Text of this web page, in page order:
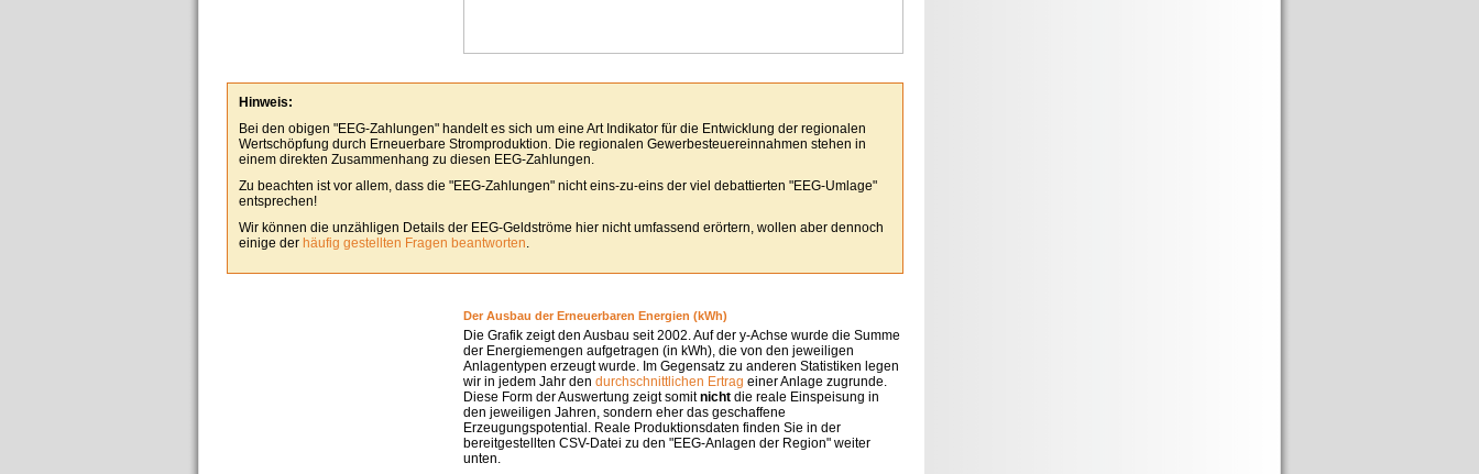
Hinweis:
Bei den obigen "EEG-Zahlungen" handelt es sich um eine Art Indikator für die Entwicklung der regionalen
Wertschöpfung durch Erneuerbare Stromproduktion. Die regionalen Gewerbesteuereinnahmen stehen in
einem direkten Zusammenhang zu diesen EEG-Zahlungen.
Zu beachten ist vor allem, dass die "EEG-Zahlungen" nicht eins-zu-eins der viel debattierten "EEG-Umlage"
entsprechen!
Wir können die unzähligen Details der EEG-Geldströme hier nicht umfassend erörtern, wollen aber dennoch
einige der häufig gestellten Fragen beantworten.
Der Ausbau der Erneuerbaren Energien (kWh)
Die Grafik zeigt den Ausbau seit 2002. Auf der y-Achse wurde die Summe
der Energiemengen aufgetragen (in kWh), die von den jeweiligen
Anlagentypen erzeugt wurde. Im Gegensatz zu anderen Statistiken legen
wir in jedem Jahr den durchschnittlichen Ertrag einer Anlage zugrunde.
Diese Form der Auswertung zeigt somitnicht die reale Einspeisung in
den jeweiligen Jahren, sondern eher das geschaffene
Erzeugungspotential. Reale Produktionsdaten finden Sie in der
bereitgestellten CSV-Datei zu den "EEG-Anlagen der Region" weiter
unten.